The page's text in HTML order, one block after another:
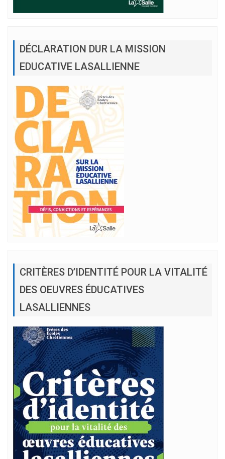
DÉCLARATION DUR LA MISSION
EDUCATIVE LASALLIENNE
CRITÈRES D’IDENTITÉ POUR LA VITALITÉ
DES OEUVRES ÉDUCATIVES
LASALLIENNES